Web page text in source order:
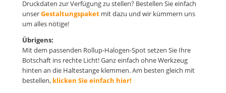
Druckdaten zur Verfügung zu stellen? Bestellen Sie einfach
unserGestaltungspaket mit dazu und wir kümmern uns
um alles nötige!
Übrigens:
Mit dem passenden Rollup-Halogen-Spot setzen Sie Ihre
Botschaft ins rechte Licht! Ganz einfach ohne Werkzeug
hinten an die Haltestange klemmen. Am besten gleich mit
bestellen, klicken Sie einfach hier!